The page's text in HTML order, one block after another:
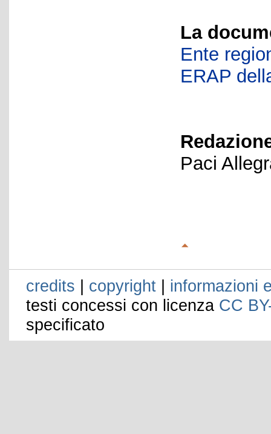
La
Ente
ERAP
Paci
credits | copyright | informazioni
testi concessi con licenza CC
specificato